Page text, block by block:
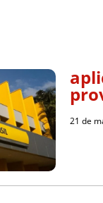
21 de